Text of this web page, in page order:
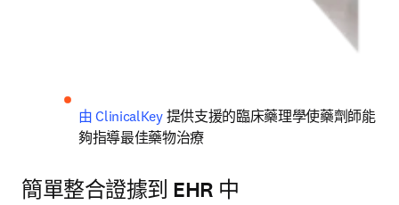
由 ClinicalKey 提供支援的臨床藥理學使藥劑師能
夠指導最佳藥物治療
簡單整合證據到 EHR 中